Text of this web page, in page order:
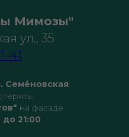
Мимозы"
ул., 35
41
Семёновская
на фасаде
до 21:00